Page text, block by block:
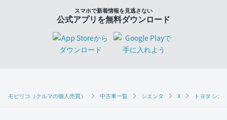
モビリコ（クルマの個人売買） 中古車一覧 シエンタ X トヨタ シエ
スマホで新着情報を見逃さない
公式アプリを無料ダウンロード